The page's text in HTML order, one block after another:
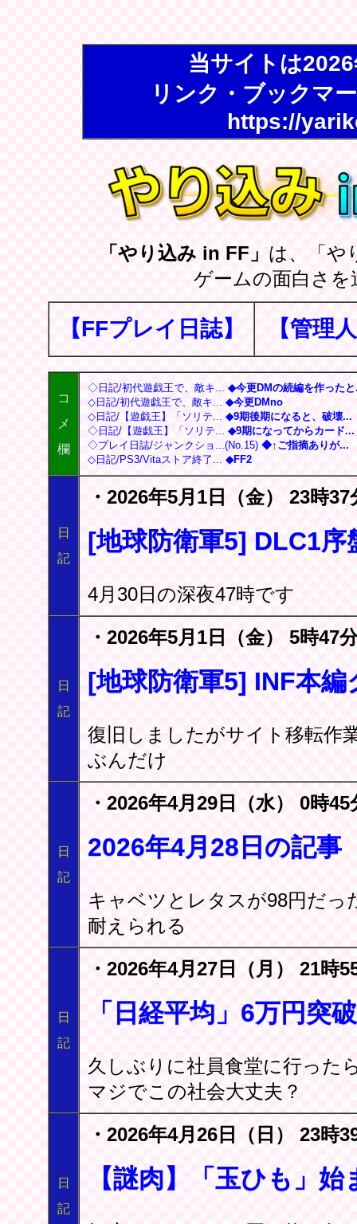
当サイトは
リンク・ブックマ
https://
「やり込み in FF」 は、「や
ゲームの面白さ
【FFプレイ日誌】 【管理
コ
メ
欄
◇日記/初代遊戯王で、敵キ... ◆今更DMの続編を作った
◇日記/初代遊戯王で、敵キ... ◆今更DMno
◇日記/【遊戯王】「ソリテ... ◆9期後期になると、破壊...
◇日記/【遊戯王】「ソリテ... ◆9期になってからカード...
◇プレイ日誌/ジャンクショ...(No.15) ◆↑ご指摘ありが...
◇日記/PS3/Vitaストア終了... ◆FF2
日
記
・2026年5月1日（金） 23時37
[地球防衛軍5] DLC1
4月30日の深夜47時です
日
記
・2026年5月1日（金） 5時47
[地球防衛軍5] INF本編
復旧しましたがサイト移転作
ぶんだけ
日
記
・2026年4月29日（水） 0時45
2026年4月28日の記事
キャベツとレタスが98円だっ
耐えられる
日
記
・2026年4月27日（月） 21時
「日経平均」6万円
久しぶりに社員食堂に行った
マジでこの社会大丈夫？
日
記
・2026年4月26日（日） 23時
【謎肉】「玉ひも」